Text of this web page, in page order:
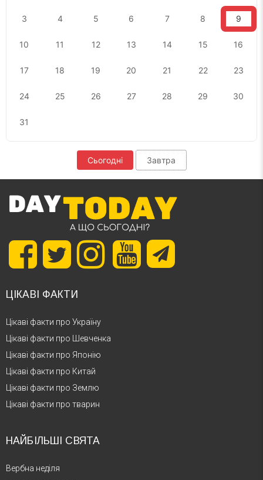
3 4 5 6 7 8 9
10 11 12 13 14 15 16
17 18 19 20 21 22 23
24 25 26 27 28 29 30
31
Сьогодні Завтра
ЦІКАВІ ФАКТИ
Цікаві факти про Україну
Цікаві факти про Шевченка
Цікаві факти про Японію
Цікаві факти про Китай
Цікаві факти про Землю
Цікаві факти про тварин
НАЙБІЛЬШІ СВЯТА
Вербна неділя